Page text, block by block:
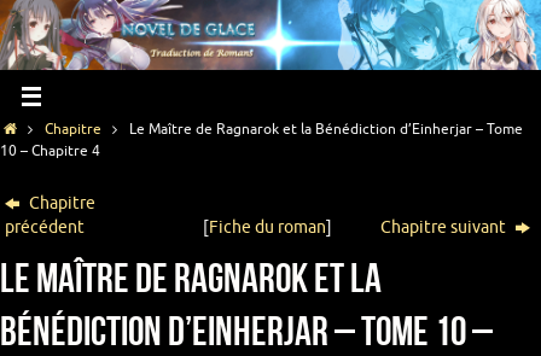
Chapitre
Le Maître de Ragnarok et la Bénédiction d’Einherjar – Tome
10 – Chapitre 4
Chapitre
précédent
[Fiche du roman] Chapitre suivant
Le Maître de Ragnarok et la
Bénédiction d’Einherjar – Tome 10 –